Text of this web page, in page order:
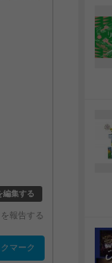
編集する
報告する
マーク